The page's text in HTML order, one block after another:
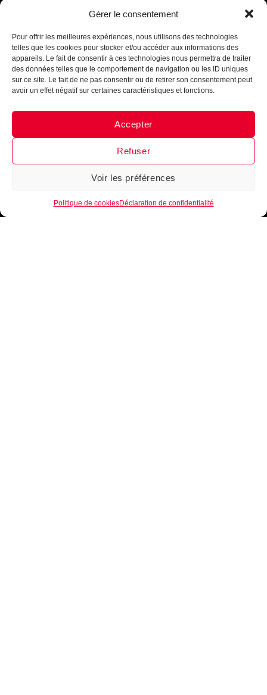
Gérer le consentement
Pour offrir les meilleures expériences, nous utilisons des technologies
telles que les cookies pour stocker et/ou accéder aux informations des
appareils. Le fait de consentir à ces technologies nous permettra de traiter
des données telles que le comportement de navigation ou les ID uniques
sur ce site. Le fait de ne pas consentir ou de retirer son consentement peut
avoir un effet négatif sur certaines caractéristiques et fonctions.
Accepter
Refuser
Voir les préférences
Politique de cookiesDéclaration de confidentialité
Messenger · Instagram